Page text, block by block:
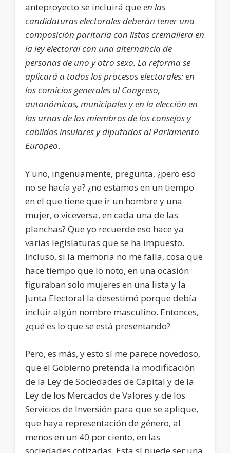
anteproyecto se incluirá que en las
candidaturas electorales deberán tener una
composición paritaria con listas cremallera en
la ley electoral con una alternancia de
personas de uno y otro sexo. La reforma se
aplicará a todos los procesos electorales: en
los comicios generales al Congreso,
autonómicas, municipales y en la elección en
las urnas de los miembros de los consejos y
cabildos insulares y diputados al Parlamento
Europeo.
Y uno, ingenuamente, pregunta, ¿pero eso
no se hacía ya? ¿no estamos en un tiempo
en el que tiene que ir un hombre y una
mujer, o viceversa, en cada una de las
planchas? Que yo recuerde eso hace ya
varias legislaturas que se ha impuesto.
Incluso, si la memoria no me falla, cosa que
hace tiempo que lo noto, en una ocasión
figuraban solo mujeres en una lista y la
Junta Electoral la desestimó porque debía
incluir algún nombre masculino. Entonces,
¿qué es lo que se está presentando?
Pero, es más, y esto sí me parece novedoso,
que el Gobierno pretenda la modificación
de la Ley de Sociedades de Capital y de la
Ley de los Mercados de Valores y de los
Servicios de Inversión para que se aplique,
que haya representación de género, al
menos en un 40 por ciento, en las